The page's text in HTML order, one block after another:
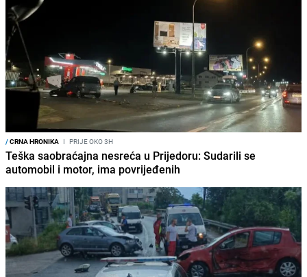
/CRNA HRONIKA I PRIJE OKO 3H
Teška saobraćajna nesreća u Prijedoru: Sudarili se
automobil i motor, ima povrijeđenih